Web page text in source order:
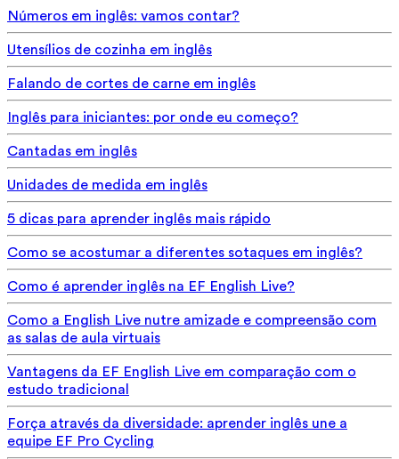
Números em inglês: vamos contar?
Utensílios de cozinha em inglês
Falando de cortes de carne em inglês
Inglês para iniciantes: por onde eu começo?
Cantadas em inglês
Unidades de medida em inglês
5 dicas para aprender inglês mais rápido
Como se acostumar a diferentes sotaques em inglês?
Como é aprender inglês na EF English Live?
Como a English Live nutre amizade e compreensão com
as salas de aula virtuais
Vantagens da EF English Live em comparação com o
estudo tradicional
Força através da diversidade: aprender inglês une a
equipe EF Pro Cycling